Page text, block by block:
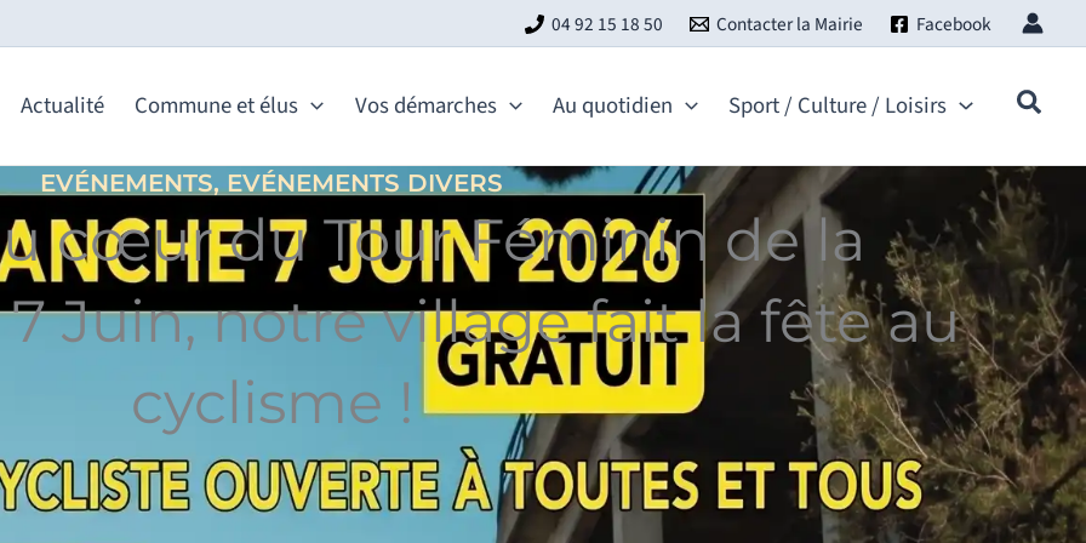
04 92 15 18 50 Contacter la Mairie Facebook
Actualité Commune et élus Vos démarches Au quotidien Sport / Culture / Loisirs
EVÉNEMENTS, EVÉNEMENTS DIVERS
cœur du Tour Féminin de la
Juin, notre village fait la fête au
cyclisme !